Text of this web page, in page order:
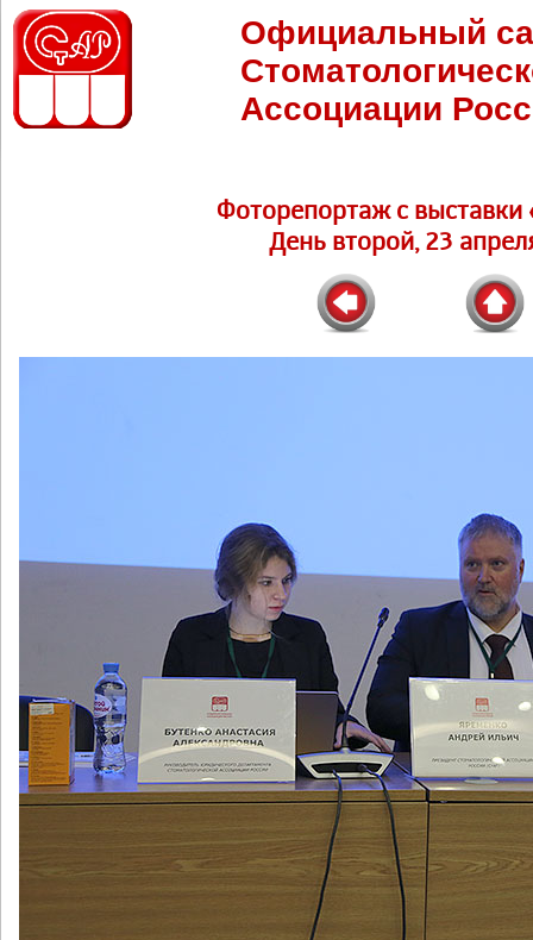
Официальный
Ассоциации
Фоторепортаж c выставки
День второй, 23